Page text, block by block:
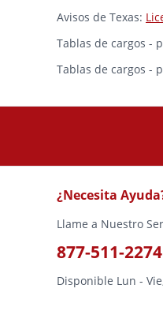
Avisos de Texas:
Tablas de cargos -
Tablas de cargos -
¿Necesita
Llame a Nuestro
877-511-2274
Disponible Lun -